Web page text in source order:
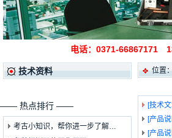
电话：0371-66867171
技术资料
—— 热点排行 ——
考古小知识，帮你进一步了解…
位置
[技术
[产品
[产品